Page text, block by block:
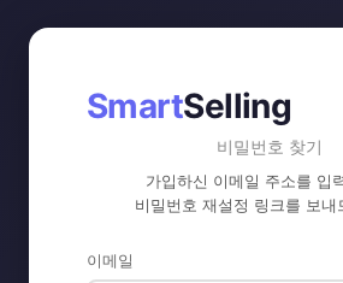
SmartSelling
비밀번호 찾기
가입하신 이메일 주소를 입
비밀번호 재설정 링크를 보내
이메일